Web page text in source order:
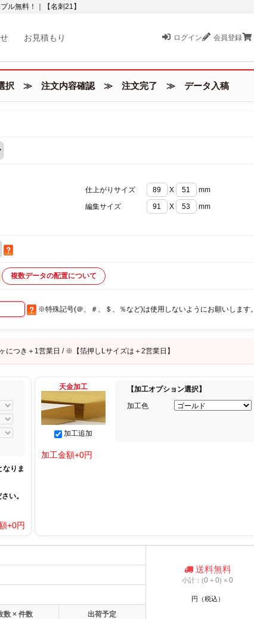
ル無料！｜【名刺21】
お見積もり ログイン 会員登録
択 ≫ 注文内容確認 ≫ 注文完了 ≫ データ入稿
仕上がりサイズ X
mm
編集サイズ
X mm
複数データの配置について
※特殊記号(＠、＃、＄、％など)は使用しないようにお願いします。
につき＋1営業日 / ※【箔押しLサイズは＋2営業日】
なりま
い。
+0円
天金加工
加工追加
【加工オプション選択】
加工色
加工金額+0円
数 × 件数 出荷予定
送料無料
小計：(0 +0) ×0
円（税込）